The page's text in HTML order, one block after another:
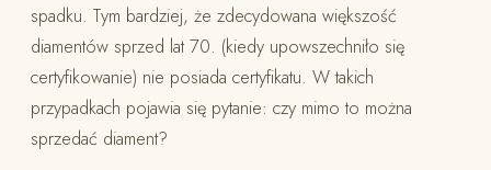
spadku. Tym bardziej, że zdecydowana większość
diamentów sprzed lat 70. (kiedy upowszechniło się
certyfikowanie) nie posiada certyfikatu. W takich
przypadkach pojawia się pytanie: czy mimo to można
sprzedać diament?